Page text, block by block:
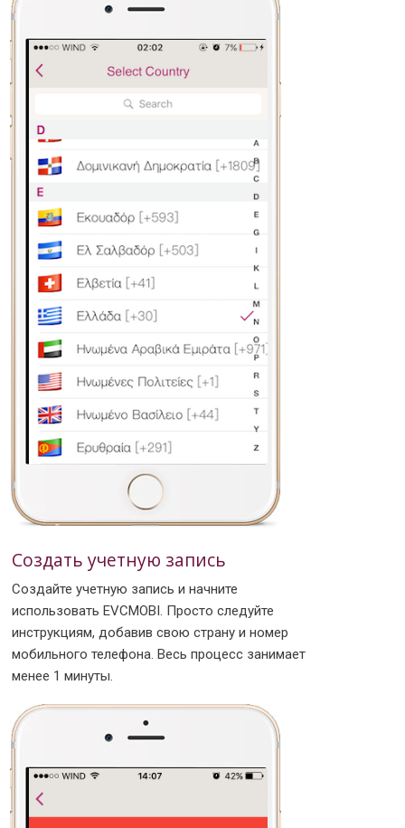
Создать учетную запись
Создайте учетную запись и начните
использовать EVCMOBI. Просто следуйте
инструкциям, добавив свою страну и номер
мобильного телефона. Весь процесс занимает
менее 1 минуты.